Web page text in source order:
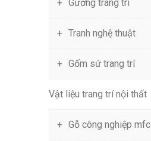
Gương trang trí
Tranh nghệ thuật
Gốm sứ trang trí
Vật liệu trang trí nội thất
Gỗ công nghiệp mfc